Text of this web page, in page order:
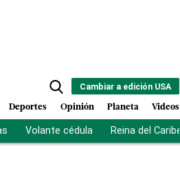
Cambiar a edición USA
Deportes Opinión Planeta Videos
Volante cédula Reina del Caribe